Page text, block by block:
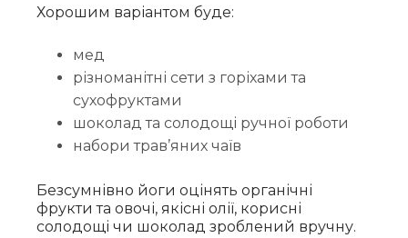
Хорошим варіантом буде:
мед
різноманітні сети з горіхами та
сухофруктами
шоколад та солодощі ручної роботи
набори трав’яних чаїв
Безсумнівно йоги оцінять органічні
фрукти та овочі, якісні олії, корисні
солодощі чи шоколад зроблений вручну.